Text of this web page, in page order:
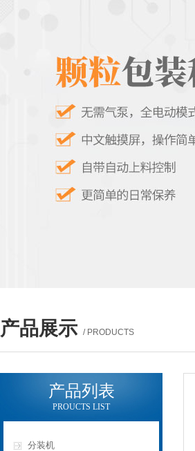
产品展示 / PRODUCTS
产品列表
PROUCTS LIST
分装机